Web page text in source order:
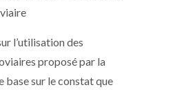
l’utilisation des
proposé par la
base sur le constat que